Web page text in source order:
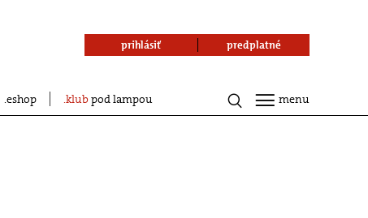
eshop klubpod lampou
prihlásiť predplatné
menu